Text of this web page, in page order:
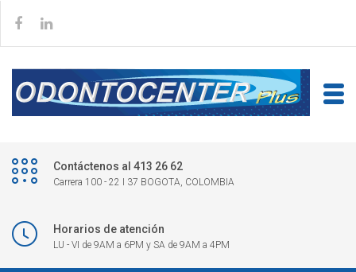
Contáctenos al 413 26 62
Carrera 100 - 22 I 37 BOGOTA, COLOMBIA
Horarios de atención
LU - VI de 9AM a 6PM y SA de 9AM a 4PM